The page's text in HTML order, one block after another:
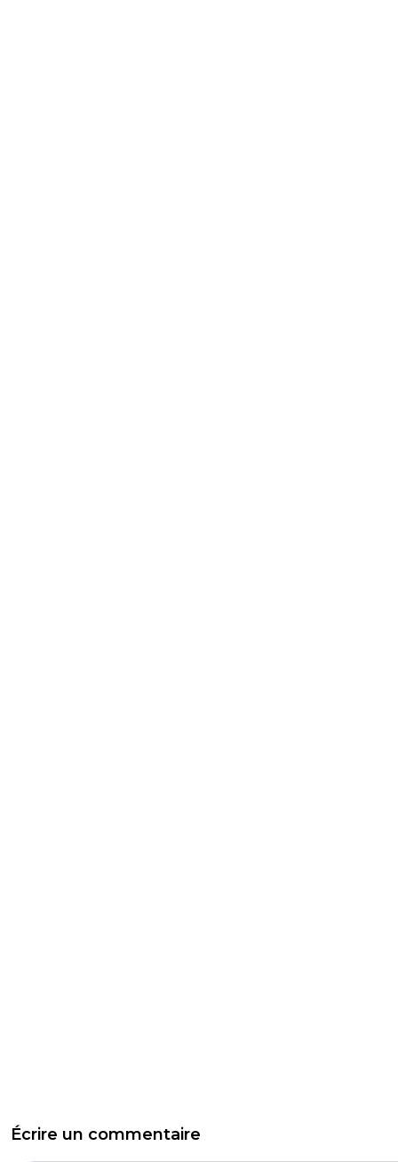
Écrire un commentaire